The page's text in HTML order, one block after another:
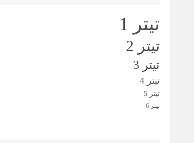
تیتر 1
تیتر 2
تیتر 3
تیتر 4
تیتر 5
تیتر 6